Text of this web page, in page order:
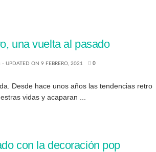
una vuelta al pasado
- UPDATED ON 9 FEBRERO, 2021 0
Desde hace unos años las tendencias retro
vidas y acaparan ...
con la decoración pop